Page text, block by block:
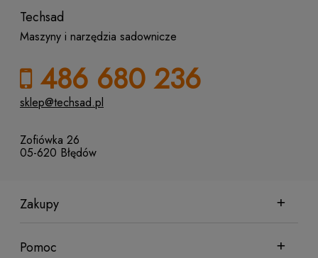
Techsad
Maszyny i narzędzia sadownicze
486 680 236
sklep@techsad.pl
Zofiówka 26
05-620 Błędów
Zakupy
Pomoc